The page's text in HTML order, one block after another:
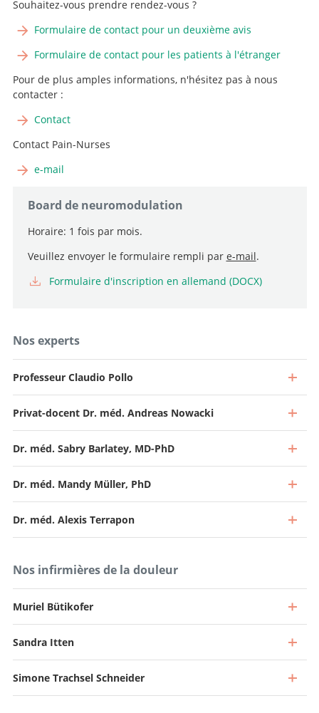
Souhaitez-vous prendre rendez-vous ?
Formulaire de contact pour un deuxième avis
Formulaire de contact pour les patients à l'étranger
Pour de plus amples informations, n'hésitez pas à nous
contacter :
Contact
Contact Pain-Nurses
e-mail
Board de neuromodulation
Horaire: 1 fois par mois.
Veuillez envoyer le formulaire rempli par e-mail.
Formulaire d'inscription en allemand (DOCX)
Nos experts
Professeur Claudio Pollo
Médecin spécialiste à 40 %, Chef de la neurochirurgie
fonctionnelle
Aller au profil
Privat-docent Dr. méd. Andreas Nowacki
Chef de clinique
Dr. méd. Sabry Barlatey, MD-PhD
Dr. méd. Mandy Müller, PhD
Dr. méd. Alexis Terrapon
Nos infirmières de la douleur
Muriel Bütikofer
Sandra Itten
Simone Trachsel Schneider